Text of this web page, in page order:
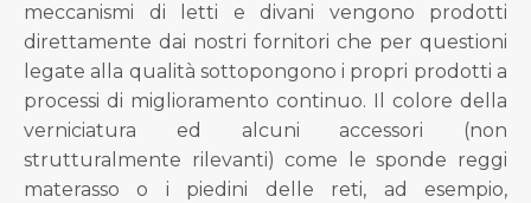
meccanismi di letti e divani vengono prodotti
direttamente dai nostri fornitori che per questioni
legate alla qualità sottopongono i propri prodotti a
processi di miglioramento continuo. Il colore della
verniciatura ed alcuni accessori (non
strutturalmente rilevanti) come le sponde reggi
materasso o i piedini delle reti, ad esempio,